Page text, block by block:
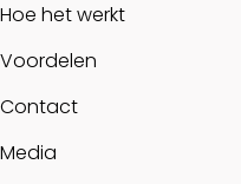
Hoe het werkt
Voordelen
Contact
Media